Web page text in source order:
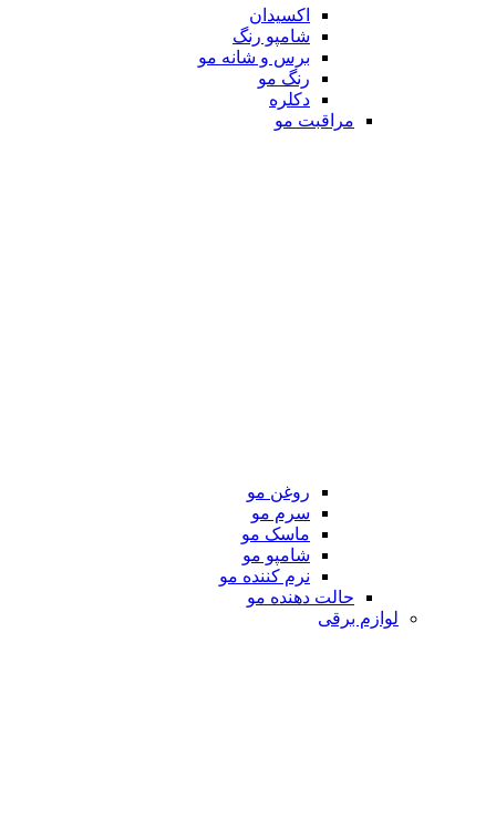
اکسیدان
شامپو رنگ
برس و شانه مو
رنگ مو
دکلره
مراقبت مو
روغن مو
سرم مو
ماسک مو
شامپو مو
نرم کننده مو
حالت دهنده مو
لوازم برقی